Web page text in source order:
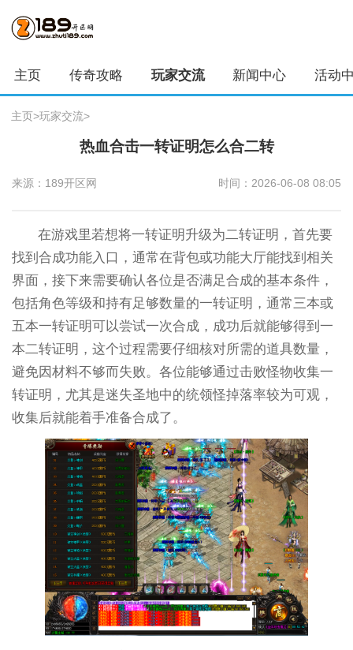
主页 传奇攻略 玩家交流 新闻中心 活动
主页>玩家交流>
热血合击一转证明怎么合二转
来源：189开区网 时间：2026-06-08 08:05
在游戏里若想将一转证明升级为二转证明，首先要
找到合成功能入口，通常在背包或功能大厅能找到相关
界面，接下来需要确认各位是否满足合成的基本条件，
包括角色等级和持有足够数量的一转证明，通常三本或
五本一转证明可以尝试一次合成，成功后就能够得到一
本二转证明，这个过程需要仔细核对所需的道具数量，
避免因材料不够而失败。各位能够通过击败怪物收集一
转证明，尤其是迷失圣地中的统领怪掉落率较为可观，
收集后就能着手准备合成了。